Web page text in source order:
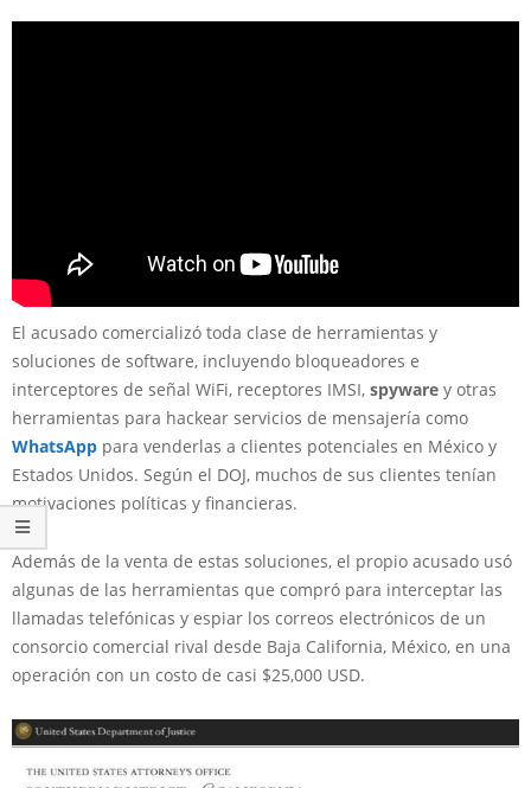
El acusado comercializó toda clase de herramientas y
soluciones de software, incluyendo bloqueadores e
interceptores de señal WiFi, receptores IMSI, spyware y otras
herramientas para hackear servicios de mensajería como
WhatsApp para venderlas a clientes potenciales en México y
Estados Unidos. Según el DOJ, muchos de sus clientes tenían
motivaciones políticas y financieras.
Además de la venta de estas soluciones, el propio acusado usó
algunas de las herramientas que compró para interceptar las
llamadas telefónicas y espiar los correos electrónicos de un
consorcio comercial rival desde Baja California, México, en una
operación con un costo de casi $25,000 USD.